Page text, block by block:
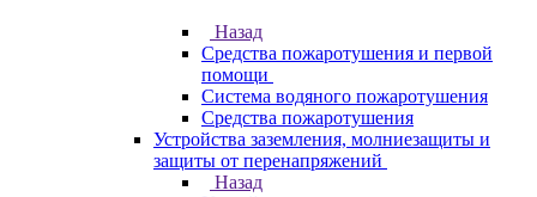
Назад
Средства пожаротушения и первой
помощи
Система водяного пожаротушения
Средства пожаротушения
Устройства заземления, молниезащиты и
защиты от перенапряжений
Назад